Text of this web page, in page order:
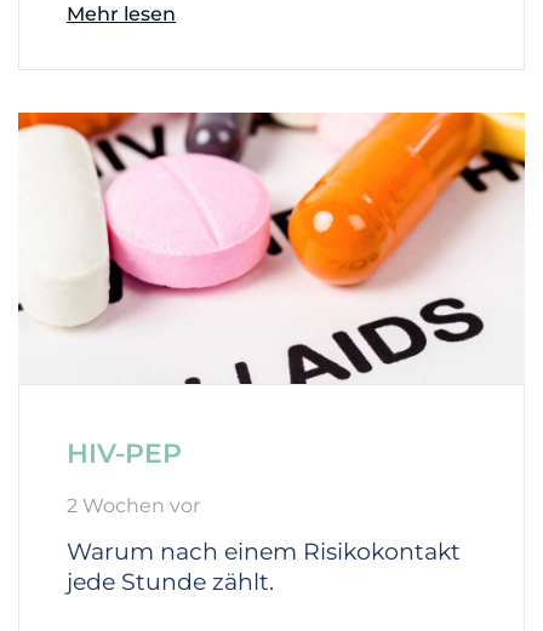
Mehr lesen
HIV-PEP
2 Wochen vor
Warum nach einem Risikokontakt
jede Stunde zählt.